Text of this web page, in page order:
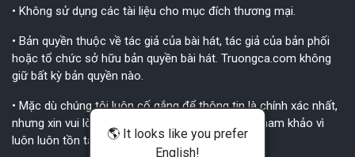
• Không sử dụng các tài liệu cho mục đích thương mại.
• Bản quyền thuộc về tác giả của bài hát, tác giả của bản phối
hoặc tổ chức sở hữu bản quyền bài hát. Truongca.com không
giữ bất kỳ bản quyền nào.
• Mặc dù chúng tôi luôn cố gắng để thông tin là chính xác nhất,
nhưng xin vui lòng xem đây chỉ là các thông tin tham khảo vì
luôn luôn tồn tại các sai sót không tránh khỏi.
🌎 It looks like you prefer
English!